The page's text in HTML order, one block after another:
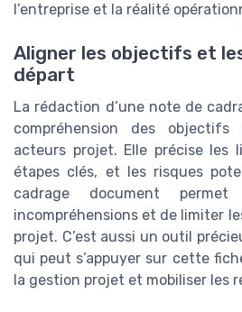
l’entreprise et la réalité
Aligner les objectifs et
départ
La rédaction d’une note de
compréhension des
acteurs projet. Elle précise les
étapes clés, et les risques
cadrage document
incompréhensions et de limiter
projet. C’est aussi un outil
qui peut s’appuyer sur cette
la gestion projet et mobiliser les